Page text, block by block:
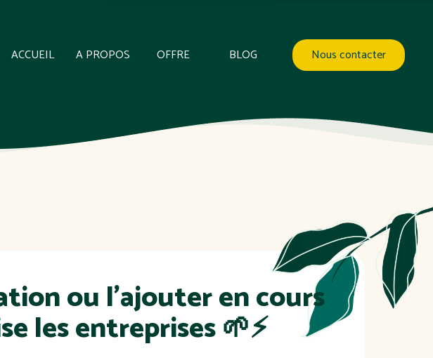
ACCUEIL A PROPOS OFFRE BLOG Nous contacter
ou l’ajouter en cours
les entreprises 🌱⚡